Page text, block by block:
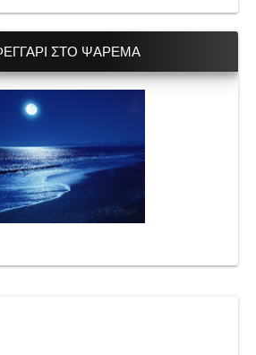
ΣΤΟ ΨΑΡΕΜΑ